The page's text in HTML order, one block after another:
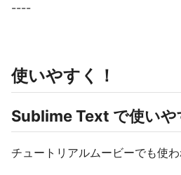
----
使いやすく！
Sublime Text で使いや
チュートリアルムービーでも使